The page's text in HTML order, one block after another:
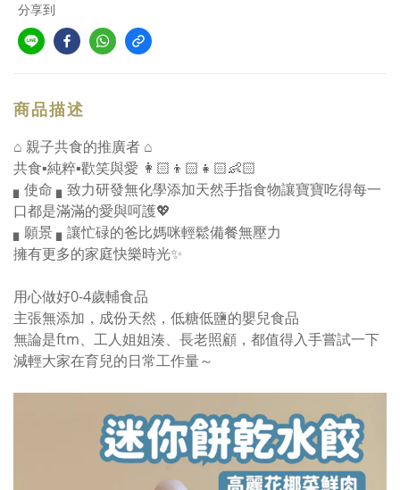
分享到
商品描述
⌂ 親子共食的推廣者 ⌂
共食▪純粹▪歡笑與愛 👩🏻👦🏻👧🏻👶🏻
▖使命 ▖致力研發無化學添加天然手指食物讓寶寶吃得每一
口都是滿滿的愛與呵護💖
▖願景 ▖讓忙碌的爸比媽咪輕鬆備餐無壓力
擁有更多的家庭快樂時光✨
用心做好0-4歲輔食品
主張無添加，成份天然，低糖低鹽的嬰兒食品
無論是ftm、工人姐姐湊、長老照顧，都值得入手嘗試一下
減輕大家在育兒的日常工作量～